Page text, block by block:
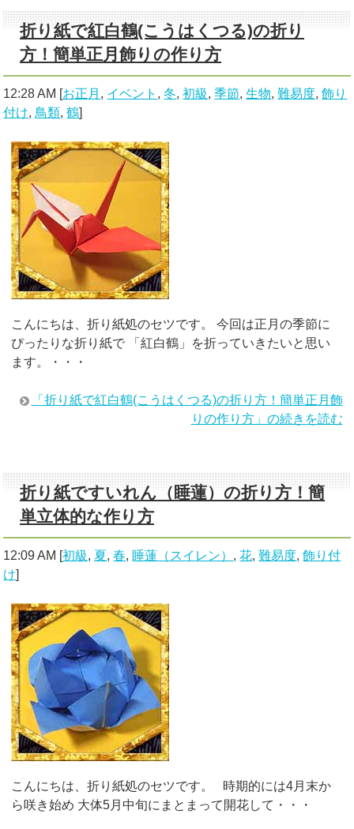
折り紙で紅白鶴(こうはくつる)の折り
方！簡単正月飾りの作り方
12:28 AM [お正月 , イベント ,冬,初級,季節,生物,難易度,飾り
付け, 鳥類,鶴]
こんにちは、折り紙処のセツです。 今回は正月の季節に
ぴったりな折り紙で 「紅白鶴」を折っていきたいと思い
ます。・・・
「折り紙で紅白鶴(こうはくつる)の折り方！簡単正月飾
りの作り方」の続きを読む
折り紙ですいれん（睡蓮）の折り方！簡
単立体的な作り方
12:09 AM [初級, 夏,春, 睡蓮（スイレン） ,花,難易度,飾り付
け]
こんにちは、折り紙処のセツです。 時期的には4月末か
ら咲き始め 大体5月中旬にまとまって開花して・・・